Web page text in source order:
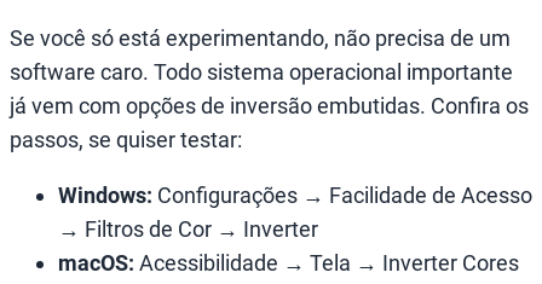
Se você só está experimentando, não precisa de um
software caro. Todo sistema operacional importante
já vem com opções de inversão embutidas. Confira os
passos, se quiser testar:
Windows: Configurações → Facilidade de Acesso
→ Filtros de Cor → Inverter
macOS: Acessibilidade → Tela → Inverter Cores